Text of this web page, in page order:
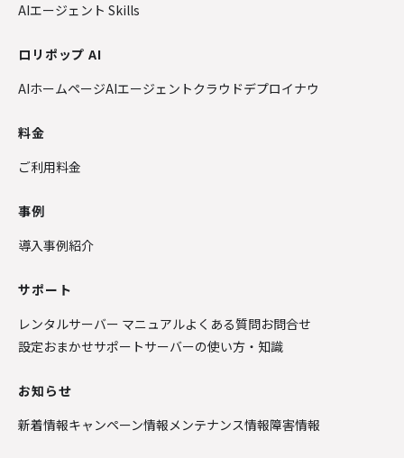
AIエージェント Skills
ロリポップ AI
AIホームページAIエージェントクラウドデプロイナウ
料金
ご利用料金
事例
導入事例紹介
サポート
レンタルサーバー マニュアルよくある質問お問合せ
設定おまかせサポートサーバーの使い方・知識
お知らせ
新着情報キャンペーン情報メンテナンス情報障害情報